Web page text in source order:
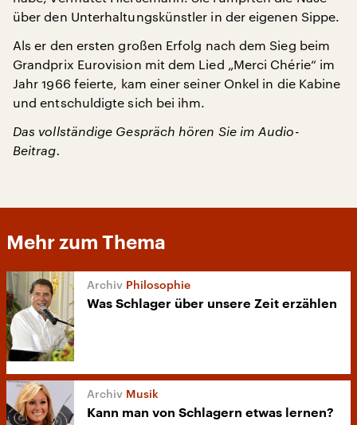
über den Unterhaltungskünstler in der eigenen Sippe.
Als er den ersten großen Erfolg nach dem Sieg beim
Grandprix Eurovision mit dem Lied „Merci Chérie“ im
Jahr 1966 feierte, kam einer seiner Onkel in die Kabine
und entschuldigte sich bei ihm.
Das vollständige Gespräch hören Sie im Audio-
Beitrag.
Mehr zum Thema
Philosophie
Was Schlager über unsere Zeit erzählen
Musik
Kann man von Schlagern etwas lernen?